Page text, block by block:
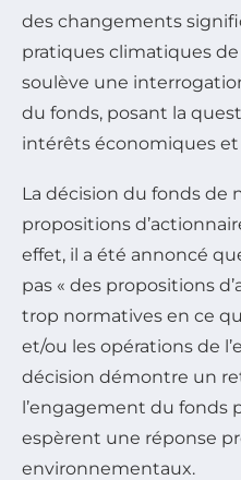
des changements
pratiques climatiques de
soulève une
du fonds, posant la
intérêts économiques
La décision du fonds de
propositions
effet, il a été annoncé
pas « des propositions
trop normatives en ce
et/ou les opérations de
décision démontre un
l’engagement du fonds
espèrent une réponse
environnementaux.